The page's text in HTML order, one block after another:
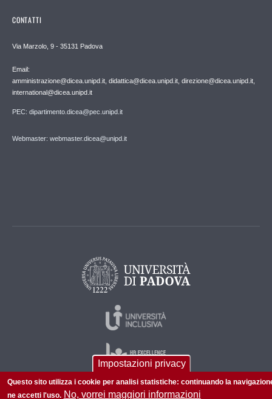
CONTATTI
Via Marzolo, 9 - 35131 Padova
Email:
amministrazione@dicea.unipd.it, didattica@dicea.unipd.it, direzione@dicea.unipd.it,
international@dicea.unipd.it
PEC: dipartimento.dicea@pec.unipd.it
Webmaster: webmaster.dicea@unipd.it
Impostazioni privacy
Questo sito utilizza i cookie per analisi statistiche: continuando la
ne accetti l'uso. No, vorrei maggiori informazioni